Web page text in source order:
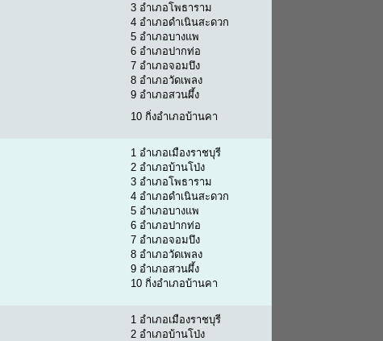
3 อำเภอโพธาราม
4 อำเภอดำเนินสะดวก
5 อำเภอบางแพ
6 อำเภอปากท่อ
7 อำเภอจอมบึง
8 อำเภอวัดเพลง
9 อำเภอสวนผึ้ง
10 กิ่งอำเภอบ้านคา
1 อำเภอเมืองราชบุรี
2 อำเภอบ้านโป่ง
3 อำเภอโพธาราม
4 อำเภอดำเนินสะดวก
5 อำเภอบางแพ
6 อำเภอปากท่อ
7 อำเภอจอมบึง
8 อำเภอวัดเพลง
9 อำเภอสวนผึ้ง
10 กิ่งอำเภอบ้านคา
1 อำเภอเมืองราชบุรี
2 อำเภอบ้านโป่ง